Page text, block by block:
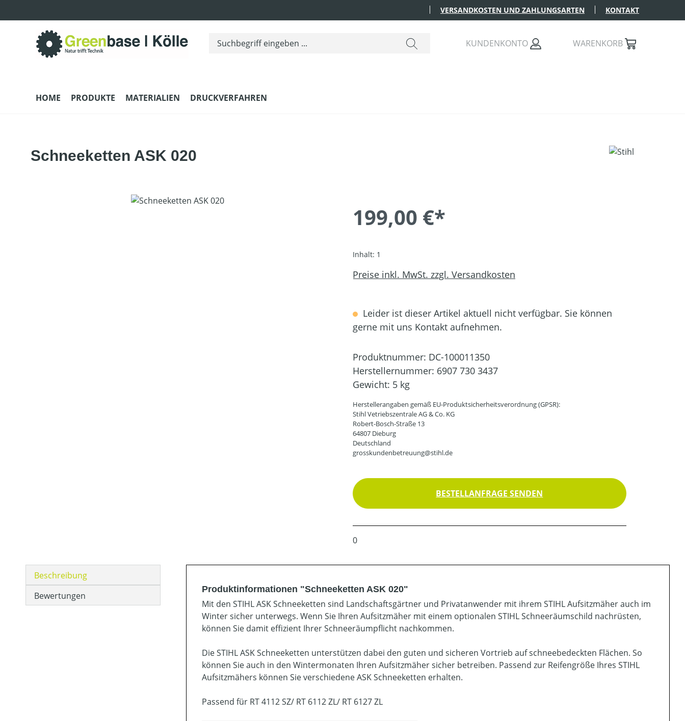
VERSANDKOSTEN UND ZAHLUNGSARTEN KONTAKT
KUNDENKONTO WARENKORB
HOME PRODUKTE MATERIALIEN DRUCKVERFAHREN
Schneeketten ASK 020
199,00 €*
Inhalt: 1
Preise inkl. MwSt. zzgl. Versandkosten
Leider ist dieser Artikel aktuell nicht verfügbar. Sie können
gerne mit uns Kontakt aufnehmen.
Produktnummer: DC-100011350
Herstellernummer: 6907 730 3437
Gewicht: 5 kg
Herstellerangaben gemäß EU-Produktsicherheitsverordnung (GPSR):
Stihl Vetriebszentrale AG & Co. KG
Robert-Bosch-Straße 13
64807 Dieburg
Deutschland
grosskundenbetreuung@stihl.de
BESTELLANFRAGE SENDEN
0
Beschreibung
Bewertungen
Produktinformationen "Schneeketten ASK 020"
Mit den STIHL ASK Schneeketten sind Landschaftsgärtner und Privatanwender mit ihrem STIHL Aufsitzmäher auch im
Winter sicher unterwegs. Wenn Sie Ihren Aufsitzmäher mit einem optionalen STIHL Schneeräumschild nachrüsten,
können Sie damit effizient Ihrer Schneeräumpflicht nachkommen.
Die STIHL ASK Schneeketten unterstützen dabei den guten und sicheren Vortrieb auf schneebedeckten Flächen. So
können Sie auch in den Wintermonaten Ihren Aufsitzmäher sicher betreiben. Passend zur Reifengröße Ihres STIHL
Aufsitzmähers können Sie verschiedene ASK Schneeketten erhalten.
Passend für RT 4112 SZ/ RT 6112 ZL/ RT 6127 ZL